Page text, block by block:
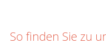
So finden Sie zu